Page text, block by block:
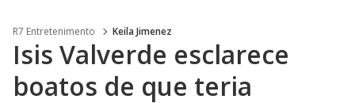
R7 Entretenimento Keila Jimenez
Isis Valverde esclarece
boatos de que teria